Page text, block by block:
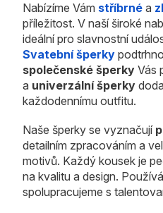
Nabízíme Vám stříbrné a
příležitost. V naší široké
ideální pro slavnostní
Svatební šperky
společenské šperky Vás
a univerzální šperky
každodennímu outfitu.
Naše šperky se vyznačují
detailním zpracováním a
motivů. Každý kousek je
na kvalitu a design.
spolupracujeme s